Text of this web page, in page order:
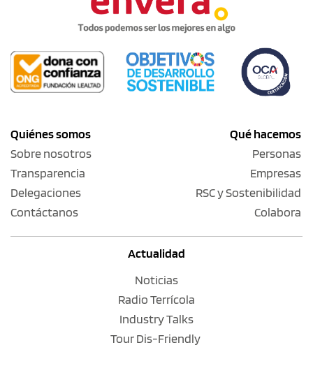
Quiénes somos
Sobre nosotros
Transparencia
Delegaciones
Contáctanos
Qué hacemos
Personas
Empresas
RSC y Sostenibilidad
Colabora
Actualidad
Noticias
Radio Terrícola
Industry Talks
Tour Dis-Friendly